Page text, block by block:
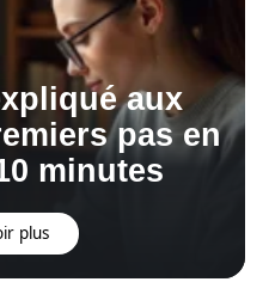
aux
pas en
minutes
plus